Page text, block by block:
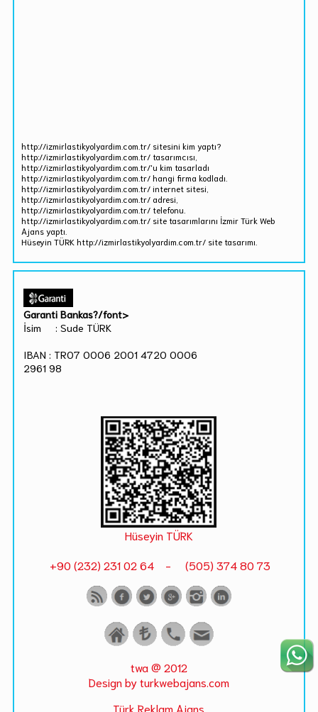
http://izmirlastikyolyardim.com.tr/ sitesini kim yaptı?
http://izmirlastikyolyardim.com.tr/ tasarımcısı,
http://izmirlastikyolyardim.com.tr/'u kim tasarladı
http://izmirlastikyolyardim.com.tr/ hangi firma kodladı.
http://izmirlastikyolyardim.com.tr/ internet sitesi,
http://izmirlastikyolyardim.com.tr/ adresi,
http://izmirlastikyolyardim.com.tr/ telefonu.
http://izmirlastikyolyardim.com.tr/ site tasarımlarını İzmir Türk Web
Ajans yaptı.
Hüseyin TÜRK http://izmirlastikyolyardim.com.tr/ site tasarımı.
Garanti Bankas?/font>
İsim : Sude TÜRK
IBAN : TR07 0006 2001 4720 0006
2961 98
Hüseyin TÜRK
+90 (232) 231 02 64 - (505) 374 80 73
twa @ 2012
Design by turkwebajans.com
Türk Reklam Ajans